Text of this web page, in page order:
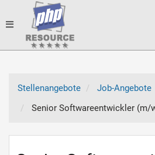
Toggle
Stellenangebote
Job-Angebote
Senior Softwareentwickler (m/